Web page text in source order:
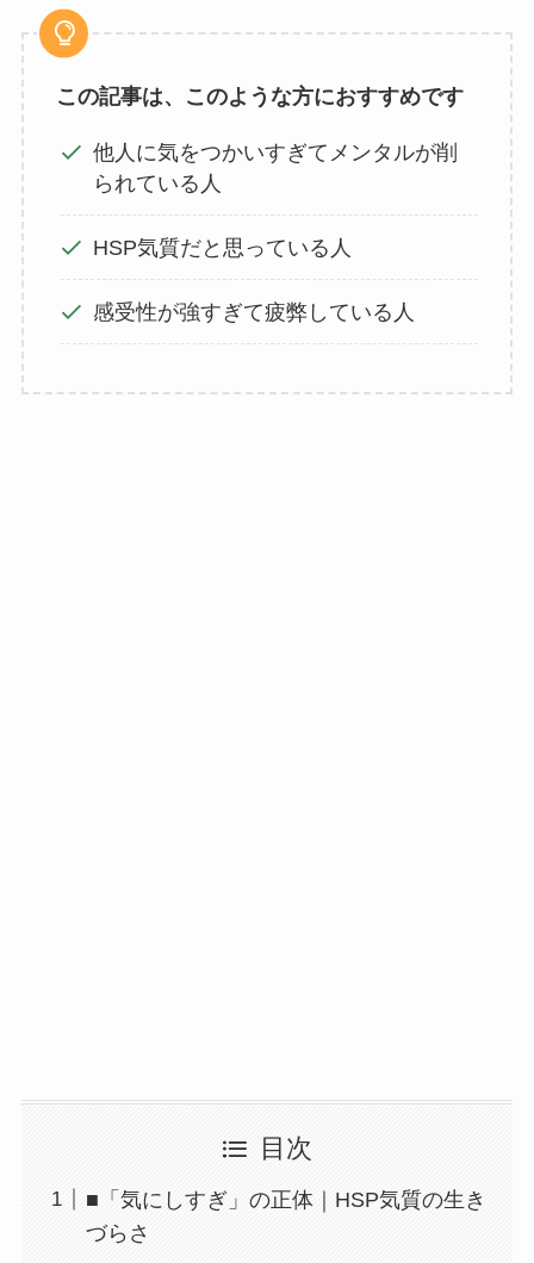
この記事は、このような方におすすめです
他人に気をつかいすぎてメンタルが削
られている人
HSP気質だと思っている人
感受性が強すぎて疲弊している人
目次
■「気にしすぎ」の正体｜HSP気質の生き
づらさ